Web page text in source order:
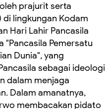
prajurit serta
di lingkungan Kodam
Hari Lahir Pancasila
"Pancasila Pemersatu
Dunia", yang
sebagai ideologi
dalam menjaga
Dalam amanatnya,
membacakan pidato